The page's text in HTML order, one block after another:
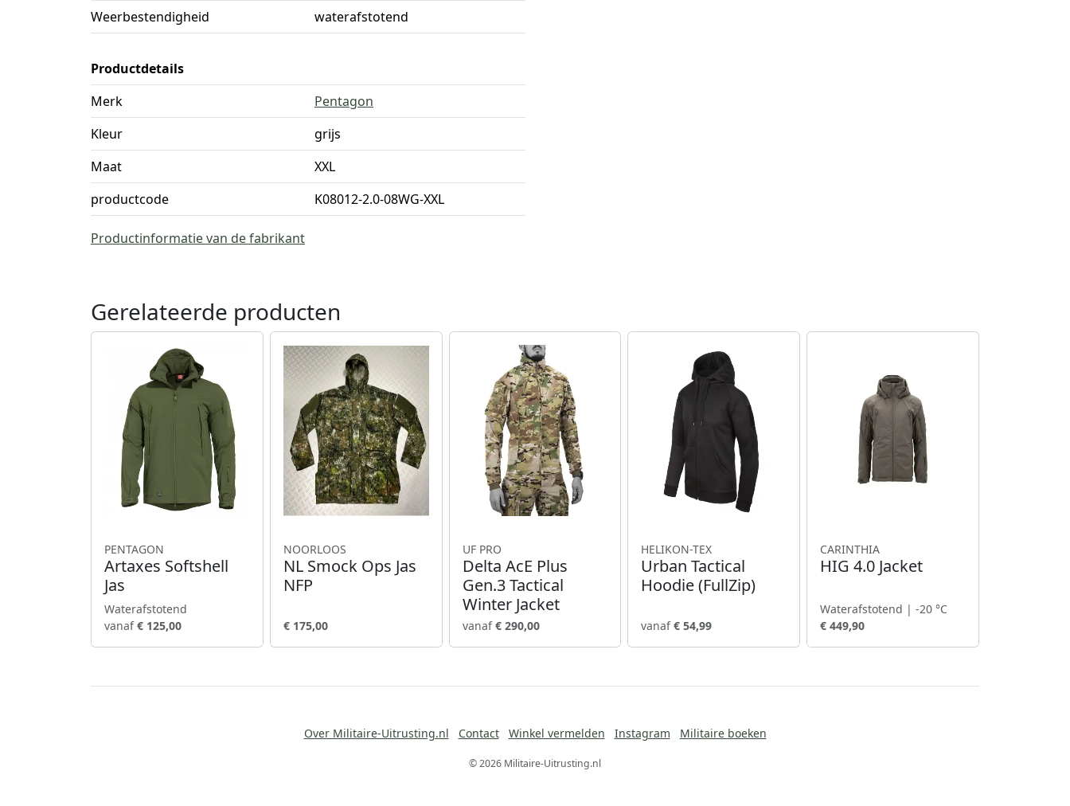
Weerbestendigheid
waterafstotend
Productdetails
Merk
Pentagon
Kleur
grijs
Maat
XXL
productcode
K08012-2.0-08WG-XXL
Productinformatie van de fabrikant
Gerelateerde producten
PENTAGON
Artaxes Softshell
Jas
Waterafstotend
vanaf€ 125,00
NOORLOOS
NL Smock Ops Jas
NFP
€ 175,00
UF PRO
Delta AcE Plus
Gen.3 Tactical
Winter Jacket
vanaf€ 290,00
HELIKON-TEX
Urban Tactical
Hoodie (FullZip)
vanaf€ 54,99
CARINTHIA
HIG 4.0 Jacket
Waterafstotend | -20 °C
€ 449,90
Over Militaire-Uitrusting.nl Contact Winkel vermelden Instagram Militaire boeken
© 2026 Militaire-Uitrusting.nl